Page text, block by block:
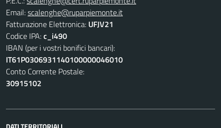
Email:scalenghe@ruparpiemonte.it
Fatturazione Elettronica: UFJV21
Codice IPA:c_i490
IBAN (per i vostri bonifici bancari):
IT61P0306931140100000046010
Conto Corrente Postale:
30915102